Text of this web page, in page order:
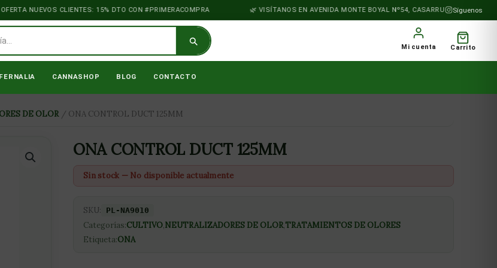
NUEVOS CLIENTES: 15% DTO CON #PRIMERACOMPRA VISÍTANOS EN AVENIDA MONTE BOYAL Nº54, CASARRUBIOS DEL MONTE
Síguenos
Mi cuenta Carrito
CANNASHOP BLOG CONTACTO
DE OLOR / ONA CONTROL DUCT 125MM
ONA CONTROL DUCT 125MM
Sin stock — No disponible actualmente
SKU: PL-NA9010
Categorías:CULTIVO,NEUTRALIZADORES DE OLOR,TRATAMIENTOS DE OLORES
Etiqueta:ONA